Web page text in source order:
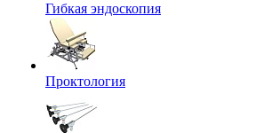
Гибкая эндоскопия
Проктология